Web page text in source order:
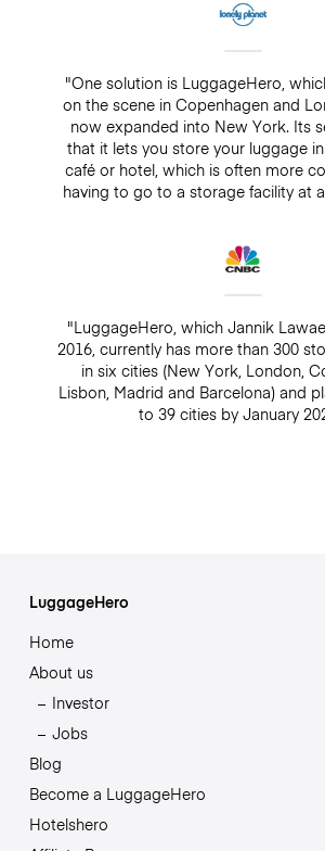
"One solution is LuggageHero,
on the scene in Copenhagen and
now expanded into New York. Its
that it lets you store your luggage
café or hotel, which is often more
having to go to a storage facility at
"LuggageHero, which Jannik
2016, currently has more than 300
in six cities (New York, London,
Lisbon, Madrid and Barcelona) and
to 39 cities by January
LuggageHero
Home
About us
Investor
Jobs
Blog
Become a LuggageHero
Hotelshero